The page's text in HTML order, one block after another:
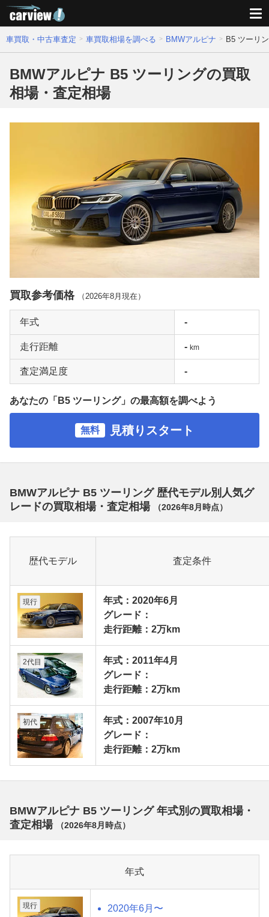
車買取・中古車査定 車買取相場を調べる BMWアルピナ B5 ツーリ
BMWアルピナ B5 ツーリングの買取
相場・査定相場
買取参考価格 （ 2026年8月 現在）
年式 -
走行距離 - km
査定満足度 -
あなたの「B5 ツーリング」の最高額を調べよう
無料 見積りスタート
BMWアルピナ B5 ツーリング 歴代モデル別人気グ
レードの買取相場・査定相場
（2026年8月 時点）
歴代モデル 査定条件
現行
年式：2020年6月
グレード：
走行距離：2万km
2代目
年式：2011年4月
グレード：
走行距離：2万km
初代
年式：2007年10月
グレード：
走行距離：2万km
BMWアルピナ B5 ツーリング 年式別の買取相場・
査定相場
（2026年8月 時点）
年式
現行 2020年6月〜